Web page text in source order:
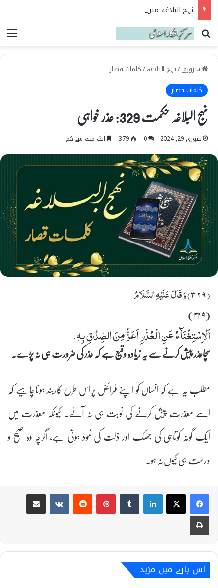
نہج البلاغہ میں حقیقی شیعہ کی پہچان
Search for
سرورق/نہج البلاغہ/کلمات قصار
کلمات قصار
نہج البلاغہ حکمت 329: عذر خواہی
جنوری 29, 2024 0
379 ایک منٹ سے کم
(٣٢٩) وَ قَالَ عَلَیْهِ السَّلَامُ
(۳۲۹)
اَلْاِسْتِغْنَآءُ عَنِ الْعُذْرِ اَعَزُّ مِنَ الصِّدْقِ بِهٖ.
سچاعذر پیش کرنے سے یہ زیادہ وقیع ہے کہ عذر کی ضرورت ہی نہ پڑے۔
مطلب یہ ہے کہ انسان کو اپنے فرائض پر اس طرح کاربند ہونا چاہیے کہ
اسے معذرت پیش کرنے کی نوبت ہی نہ آئے۔ کیونکہ معذرت میں
ایک گونہ کوتاہی کی جھلک اور ذلت کی نمود ہوتی ہے، اگرچہ وہ صحیح و
درست ہی کیوں نہ ہو۔
اس بارے میں مزید